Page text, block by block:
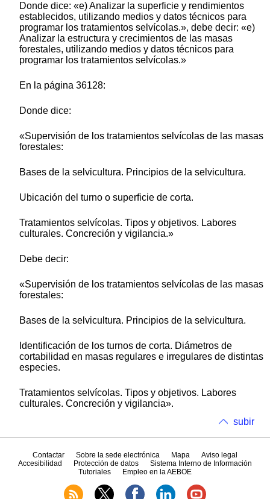
Donde dice: «e) Analizar la superficie y rendimientos
establecidos, utilizando medios y datos técnicos para
programar los tratamientos selvícolas.», debe decir: «e)
Analizar la estructura y crecimientos de las masas
forestales, utilizando medios y datos técnicos para
programar los tratamientos selvícolas.»
En la página 36128:
Donde dice:
«Supervisión de los tratamientos selvícolas de las masas
forestales:
Bases de la selvicultura. Principios de la selvicultura.
Ubicación del turno o superficie de corta.
Tratamientos selvícolas. Tipos y objetivos. Labores
culturales. Concreción y vigilancia.»
Debe decir:
«Supervisión de los tratamientos selvícolas de las masas
forestales:
Bases de la selvicultura. Principios de la selvicultura.
Identificación de los turnos de corta. Diámetros de
cortabilidad en masas regulares e irregulares de distintas
especies.
Tratamientos selvícolas. Tipos y objetivos. Labores
culturales. Concreción y vigilancia».
subir
Contactar Sobre la sede electrónica Mapa
Aviso legal
Accesibilidad
Protección de datos
Sistema Interno de Información
Tutoriales
Empleo en la AEBOE